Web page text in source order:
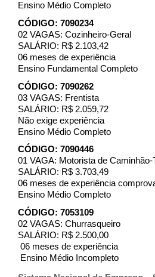
Ensino Médio Completo
CÓDIGO: 7090234
02 VAGAS: Cozinheiro-Geral
SALÁRIO: R$ 2.103,42
06 meses de experiência
Ensino Fundamental Completo
CÓDIGO: 7090262
03 VAGAS: Frentista
SALÁRIO: R$ 2.059,72
Não exige experiência
Ensino Médio Completo
CÓDIGO: 7090446
01 VAGA: Motorista de
SALÁRIO: R$ 3.703,49
06 meses de experiência
Ensino Médio Completo
CÓDIGO: 7053109
02 VAGAS: Churrasqueiro
SALÁRIO: R$ 2.500,00
06 meses de experiência
Ensino Médio Incompleto